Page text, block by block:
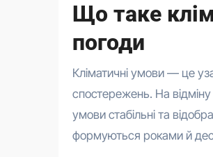
Що таке
погоди
Кліматичні умови — це
спостережень. На відміну
умови стабільні та
формуються роками й